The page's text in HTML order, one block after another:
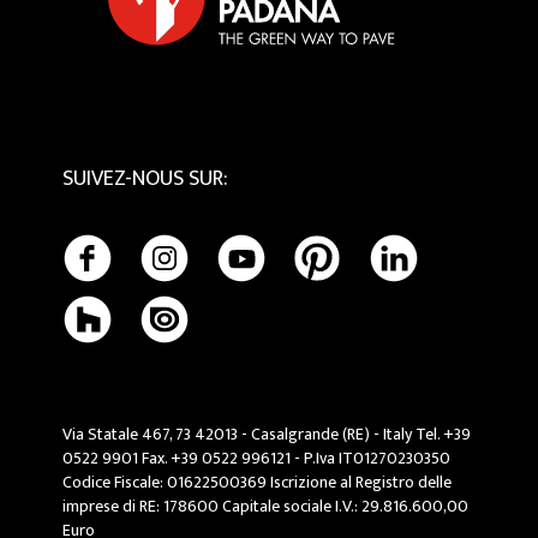
Entretien et Nettoyage
SUIVEZ-NOUS SUR:
Via Statale 467, 73 42013 - Casalgrande (RE) - Italy Tel. +39
0522 9901 Fax. +39 0522 996121 - P.Iva IT01270230350
Codice Fiscale: 01622500369 Iscrizione al Registro delle
imprese di RE: 178600 Capitale sociale I.V.: 29.816.600,00
Euro